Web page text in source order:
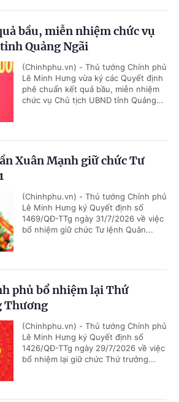
bầu, miễn nhiệm chức vụ
Quảng Ngãi
(Chinhphu.vn) - Thủ tướng Chính phủ
Lê Minh Hưng vừa ký các Quyết định
phê chuẩn kết quả bầu, miễn nhiệm
chức vụ Chủ tịch UBND tỉnh Quảng...
Xuân Mạnh giữ chức Tư
(Chinhphu.vn) - Thủ tướng Chính phủ
Lê Minh Hưng ký Quyết định số
1469/QĐ-TTg ngày 31/7/2026 về việc
bổ nhiệm giữ chức Tư lệnh Quân...
phủ bổ nhiệm lại Thứ
Thương
(Chinhphu.vn) - Thủ tướng Chính phủ
Lê Minh Hưng ký Quyết định số
1426/QĐ-TTg ngày 29/7/2026 về việc
bổ nhiệm lại giữ chức Thứ trưởng...